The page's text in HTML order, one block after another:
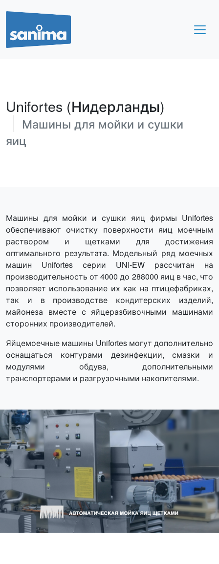
Unifortes (Нидерланды)
Машины для мойки и сушки
яиц
Машины для мойки и сушки яиц фирмы Unifortes
обеспечивают очистку поверхности яиц моечным
раствором и щетками для достижения
оптимального результата. Модельный ряд моечных
машин Unifortes серии UNI-EW рассчитан на
производительность от 4000 до 288000 яиц в час, что
позволяет использование их как на птицефабриках,
так и в производстве кондитерских изделий,
майонеза вместе с яйцеразбивочными машинами
сторонних производителей.
Яйцемоечные машины Unifortes могут дополнительно
оснащаться контурами дезинфекции, смазки и
модулями обдува, дополнительными
транспортерами и разгрузочными накопителями.